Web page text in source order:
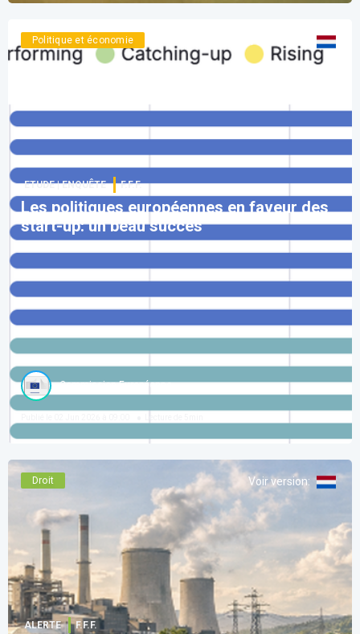
Politique et économie
ETUDE | ENQUÊTE F.F.F.
Les politiques européennes en faveur des
start-up: un beau succès
Commission Européenne
Droit Voir version:
ALERTE F.F.F.